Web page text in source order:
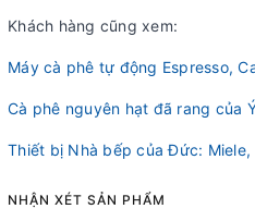
Khách hàng cũng xem:
Máy cà phê tự động Espresso,
Cà phê nguyên hạt đã rang của
Thiết bị Nhà bếp của Đức: Miele,
NHẬN XÉT SẢN PHẨM